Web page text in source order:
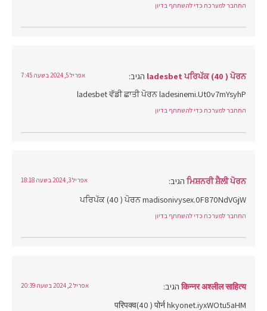
התחבר למערכת כדי להשתתף בדיון
ladesbet ਪਰਿਪੱਕ (40 ) ਪੋਰਨ הגיב: אפריל 5, 2024 בשעה 7:45
ladesbet ਵੱਡੀ ਛਾਤੀ ਪੋਰਨ ladesinemi.Ut0v7mYsyhP
התחבר למערכת כדי להשתתף בדיון
ਮਿਸ਼ਨਰੀ ਸ਼ੈਲੀ ਪੋਰਨ הגיב: אפריל 3, 2024 בשעה 18:18
ਪਰਿਪੱਕ (40 ) ਪੋਰਨ madisonivysex.0F870NdVGjW
התחבר למערכת כדי להשתתף בדיון
किन्नर अश्लील साहित्य הגיב: אפריל 2, 2024 בשעה 20:39
परिपक्व(40 ) पोर्न hkyonet.iyxWOtu5aHM